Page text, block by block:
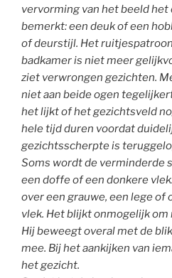
vervorming van het beeld
bemerkt: een deuk of een
of deurstijl. Het
badkamer is niet meer
ziet verwrongen gezichten.
niet aan beide ogen
het lijkt of het gezichtsveld
hele tijd duren voordat
gezichtsscherpte is
Soms wordt de verminderde
een doffe of een donkere
over een grauwe, een lege of
vlek. Het blijkt onmogelijk om
Hij beweegt overal met de
mee. Bij het aankijken van
het gezicht.